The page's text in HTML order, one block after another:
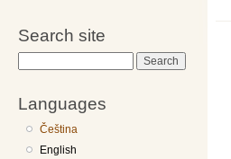
Search site
Languages
Čeština
English